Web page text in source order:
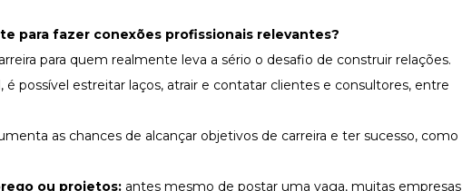
para fazer conexões profissionais relevantes?
para quem realmente leva a sério o desafio de construir relações.
possível estreitar laços, atrair e contatar clientes e consultores, entre
as chances de alcançar objetivos de carreira e ter sucesso, como
ou projetos: antes mesmo de postar uma vaga, muitas empresas